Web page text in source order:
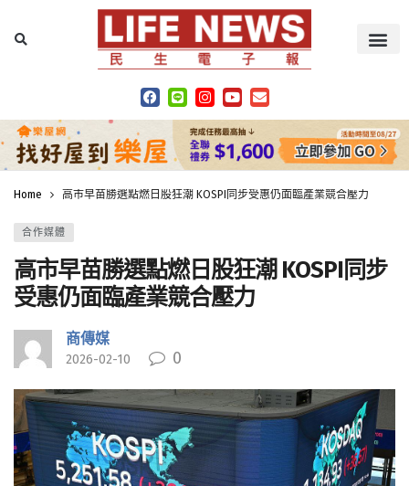
Home 高市早苗勝選點燃日股狂潮 KOSPI同步受惠仍面臨產業競合壓力
合作媒體
高市早苗勝選點燃日股狂潮 KOSPI同步
受惠仍面臨產業競合壓力
商傳媒
2026-02-10 0